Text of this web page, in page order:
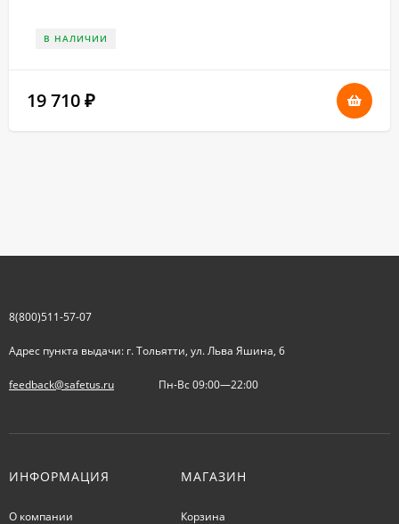
В НАЛИЧИИ
19 710 ₽
8(800)511-57-07
Адрес пункта выдачи: г. Тольятти, ул. Льва Яшина, 6
feedback@safetus.ru Пн-Вс 09:00—22:00
ИНФОРМАЦИЯ
О компании
МАГАЗИН
Корзина